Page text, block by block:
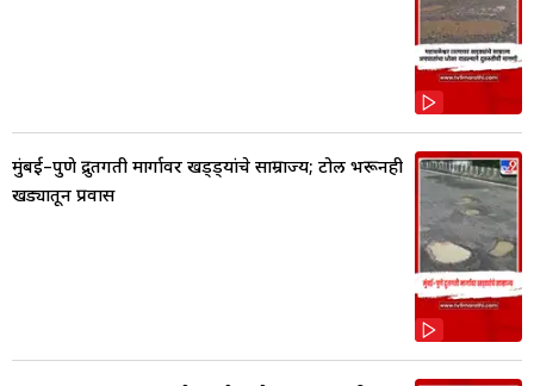
मुंबई–पुणे द्रुतगती मार्गावर खड्ड्यांचे साम्राज्य; टोल भरूनही
खड्यातून प्रवास